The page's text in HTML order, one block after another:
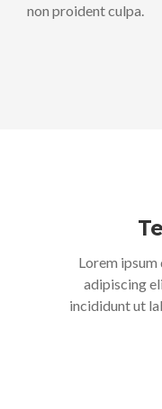
non proident culpa.
Lorem
adipiscing
incididunt ut